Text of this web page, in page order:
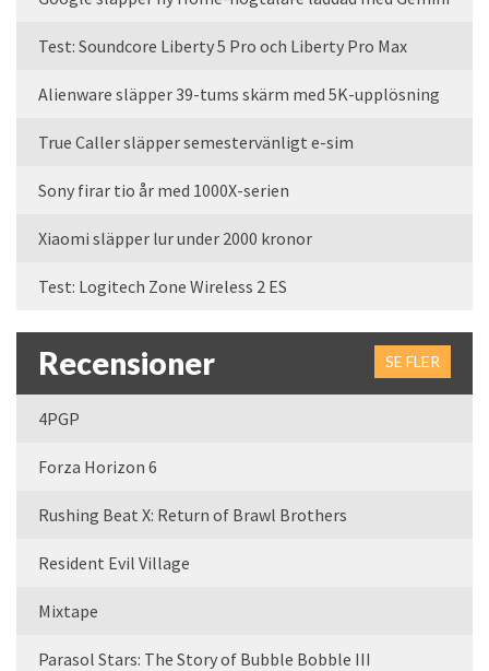
Test: Soundcore Liberty 5 Pro och Liberty Pro Max
Alienware släpper 39-tums skärm med 5K-upplösning
True Caller släpper semestervänligt e-sim
Sony firar tio år med 1000X-serien
Xiaomi släpper lur under 2000 kronor
Test: Logitech Zone Wireless 2 ES
Recensioner SE FLER
4PGP
Forza Horizon 6
Rushing Beat X: Return of Brawl Brothers
Resident Evil Village
Mixtape
Parasol Stars: The Story of Bubble Bobble III